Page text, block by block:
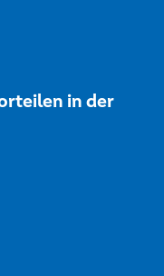
in der